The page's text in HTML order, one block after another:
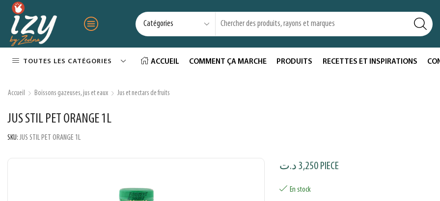
TOUTES LES CATÉGORIES ACCUEIL COMMENT ÇA MARCHE PRODUITS RECETTES ET INSPIRATIONS
Accueil Boissons gazeuses, jus et eaux Jus et nectars de fruits
JUS STIL PET ORANGE 1L
SKU: JUS STIL PET ORANGE 1L
3,250 د.ت PIECE
En stock